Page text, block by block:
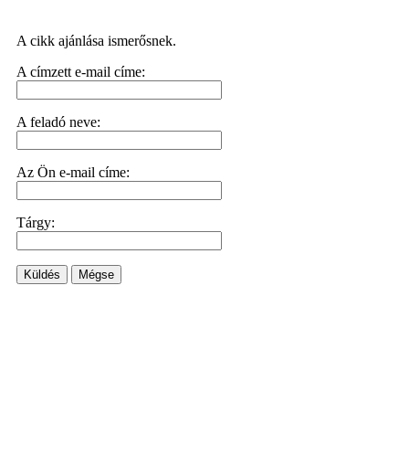
A cikk ajánlása ismerősnek.
A címzett e-mail címe:
A feladó neve:
Az Ön e-mail címe:
Tárgy:
Küldés Mégse